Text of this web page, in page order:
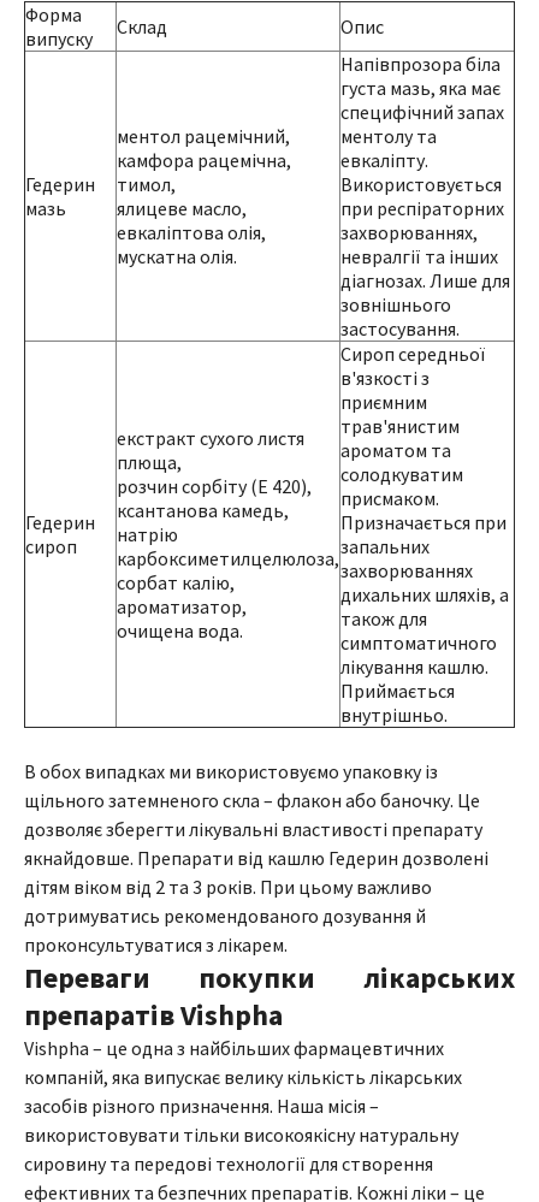
Форма
випуску
Склад Опис
Гедерин
мазь
ментол рацемічний,
камфора рацемічна,
тимол,
ялицеве масло,
евкаліптова олія,
мускатна олія.
Напівпрозора біла
густа мазь, яка має
специфічний запах
ментолу та
евкаліпту.
Використовується
при респіраторних
захворюваннях,
невралгії та інших
діагнозах. Лише для
зовнішнього
застосування.
Гедерин
сироп
екстракт сухого листя
плюща,
розчин сорбіту (Е 420),
ксантанова камедь,
натрію
карбоксиметилцелюлоза,
сорбат калію,
ароматизатор,
очищена вода.
Сироп середньої
в'язкості з
приємним
трав'янистим
ароматом та
солодкуватим
присмаком.
Призначається при
запальних
захворюваннях
дихальних шляхів, а
також для
симптоматичного
лікування кашлю.
Приймається
внутрішньо.
В обох випадках ми використовуємо упаковку із
щільного затемненого скла – флакон або баночку. Це
дозволяє зберегти лікувальні властивості препарату
якнайдовше. Препарати від кашлю Гедерин дозволені
дітям віком від 2 та 3 років. При цьому важливо
дотримуватись рекомендованого дозування й
проконсультуватися з лікарем.
Переваги покупки лікарських
препаратів Vishpha
Vishpha – це одна з найбільших фармацевтичних
компаній, яка випускає велику кількість лікарських
засобів різного призначення. Наша місія –
використовувати тільки високоякісну натуральну
сировину та передові технології для створення
ефективних та безпечних препаратів. Кожні ліки – це